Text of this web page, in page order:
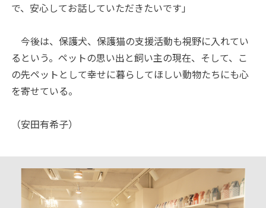
で、安心してお話していただきたいです」
今後は、保護犬、保護猫の支援活動も視野に入れてい
るという。ペットの思い出と飼い主の現在、そして、こ
の先ペットとして幸せに暮らしてほしい動物たちにも心
を寄せている。
（安田有希子）